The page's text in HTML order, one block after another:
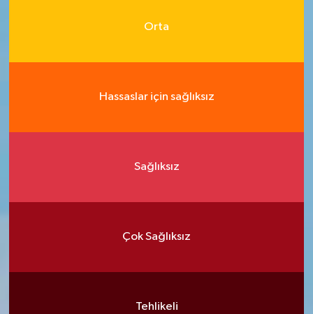
Orta
Hassaslar için sağlıksız
Sağlıksız
Çok Sağlıksız
Tehlikeli